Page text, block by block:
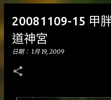
20081109-15 甲
道神宮
日期： 1月 19, 2009